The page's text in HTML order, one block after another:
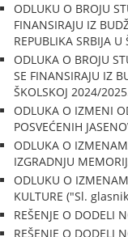
ODLUKU O BROJU
FINANSIRAJU IZ
REPUBLIKA SRBIJA
ODLUKA O BROJU
SE FINANSIRAJU IZ
ŠKOLSKOJ 2024/
ODLUKA O IZMENI
POSVEĆENIH
ODLUKA O
IZGRADNJU
ODLUKU O
KULTURE ("Sl.
REŠENJE O DODELI
REŠENJE O DODELI